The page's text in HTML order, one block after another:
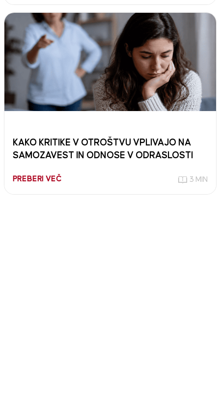
KAKO KRITIKE V OTROŠTVU VPLIVAJO NA
SAMOZAVEST IN ODNOSE V ODRASLOSTI
PREBERI VEČ 3 MIN